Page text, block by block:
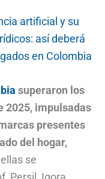
artificial y su
así deberá
en Colombia
superaron los
2025, impulsadas
presentes
del hogar,
se